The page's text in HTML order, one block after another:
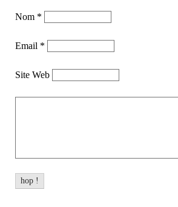
Nom *
Email *
Site Web